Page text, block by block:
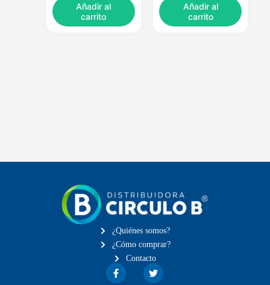
Añadir al
carrito
Añadir al
carrito
¿Quiénes somos?
¿Cómo comprar?
Contacto